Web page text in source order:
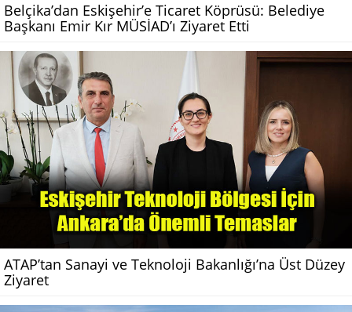
Belçika’dan Eskişehir’e Ticaret Köprüsü: Belediye
Başkanı Emir Kır MÜSİAD’ı Ziyaret Etti
ATAP’tan Sanayi ve Teknoloji Bakanlığı’na Üst Düzey
Ziyaret